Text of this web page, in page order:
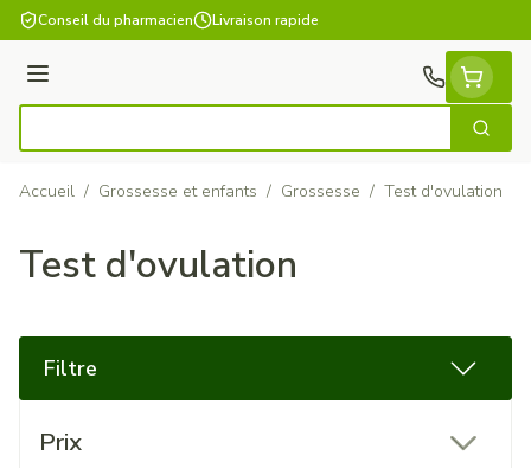
Aller au contenu
Conseil du pharmacien Livraison rapide
Menu
Accueil / Grossesse et enfants / Grossesse / Test d'ovulation
Test d'ovulation
Filtre
Prix